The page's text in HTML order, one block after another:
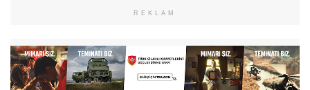
REKLAM